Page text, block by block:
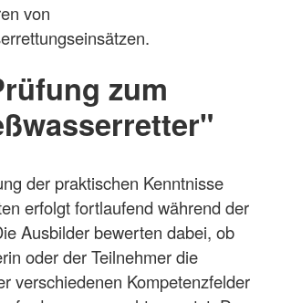
von
zum
der praktischen Kenntnisse
erfolgt fortlaufend während der
Ausbilder bewerten dabei, ob
oder der Teilnehmer die
verschiedenen Kompetenzfelder